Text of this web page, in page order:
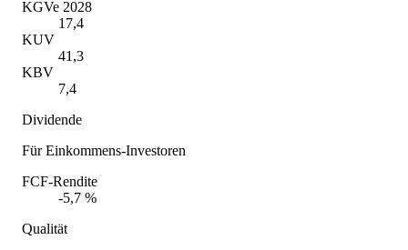
KGVe 2028
17,4
KUV
41,3
KBV
7,4
Dividende
Für Einkommens-Investoren
FCF-Rendite
-5,7 %
Qualität